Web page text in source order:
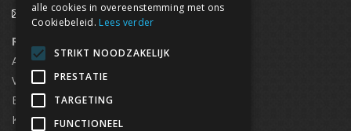
info@waterdicht-vochtbestrijding.be
Regionaal contact
Antwerpen
03/369.60.29
Vlaams Brabant & Brussel
Brugge
Kortrijk
alle cookies in overeenstemming met ons
Cookiebeleid. Lees verder
STRIKT NOODZAKELIJK
PRESTATIE
TARGETING
FUNCTIONEEL